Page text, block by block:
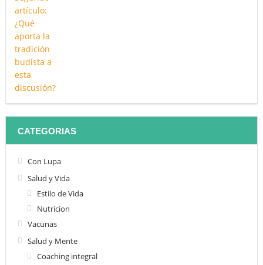
CATEGORIAS
Con Lupa
Salud y Vida
Estilo de Vida
Nutricion
Vacunas
Salud y Mente
Coaching integral